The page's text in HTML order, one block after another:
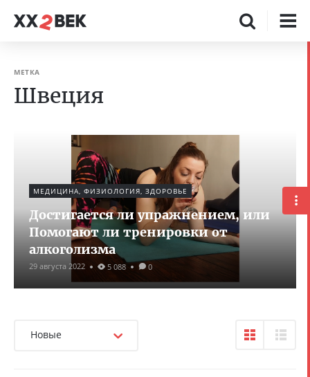
МЕТКА
Швеция
МЕДИЦИНА, ФИЗИОЛОГИЯ, ЗДОРОВЬЕ
Достигается ли упражнением, или
Помогают ли тренировки от
алкоголизма
29 августа 2022 5 088 0
Новые